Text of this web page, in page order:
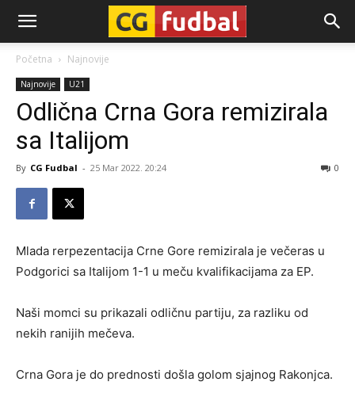
CG-
Fudbal
Početna Najnovije
Najnovije U21
Odlična Crna Gora remizirala
sa Italijom
By CG Fudbal - 25 Mar 2022. 20:24 0
Mlada rerpezentacija Crne Gore remizirala je večeras u
Podgorici sa Italijom 1-1 u meču kvalifikacijama za EP.
Naši momci su prikazali odličnu partiju, za razliku od
nekih ranijih mečeva.
Crna Gora je do prednosti došla golom sjajnog Rakonjca.